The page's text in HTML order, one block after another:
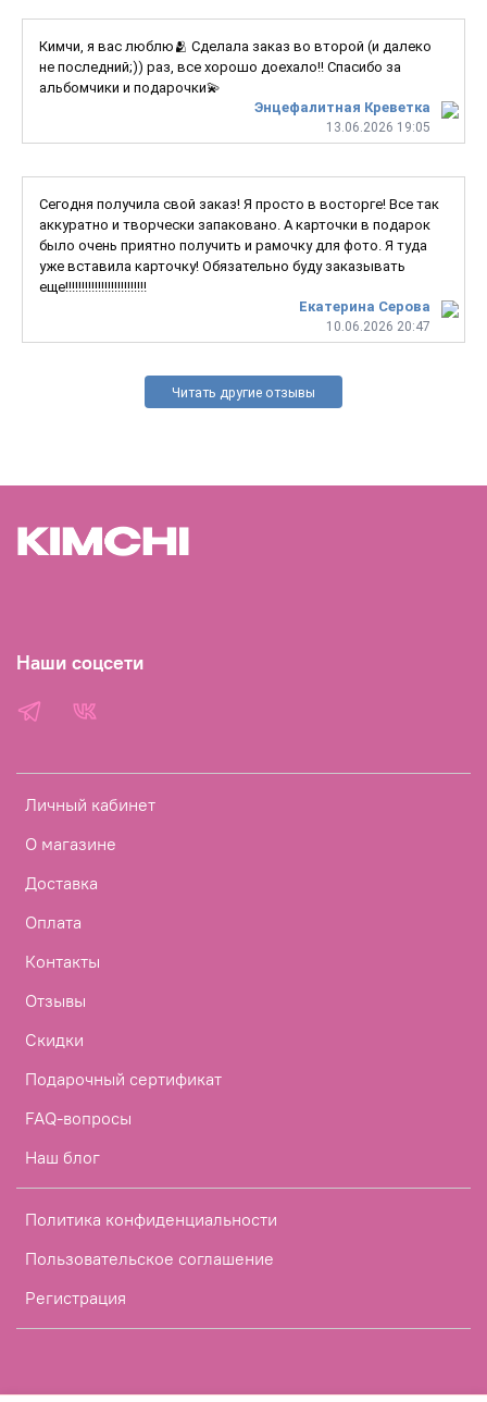
Энцефалитная Креветка
13.06.2026 19:05
Кимчи, я вас люблю🫂 Сделала заказ во второй (и далеко
не последний;)) раз, все хорошо доехало!! Спасибо за
альбомчики и подарочки💫
Екатерина Серова
10.06.2026 20:47
Сегодня получила свой заказ! Я просто в восторге! Все так
аккуратно и творчески запаковано. А карточки в подарок
было очень приятно получить и рамочку для фото. Я туда
уже вставила карточку! Обязательно буду заказывать
еще!!!!!!!!!!!!!!!!!!!!!!!!!
Читать другие отзывы
Личный кабинет
О магазине
Доставка
Оплата
Контакты
Отзывы
Скидки
Подарочный сертификат
FAQ-вопросы
Наш блог
Политика конфиденциальности
Пользовательское соглашение
Регистрация
Наши соцсети